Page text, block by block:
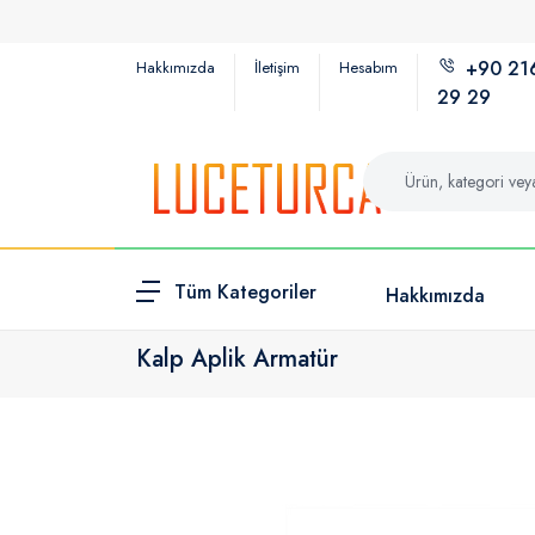
Hakkımızda İletişim Hesabım
+90
29 29
Tüm Kategoriler Hakkımızda
Kalp Aplik Armatür